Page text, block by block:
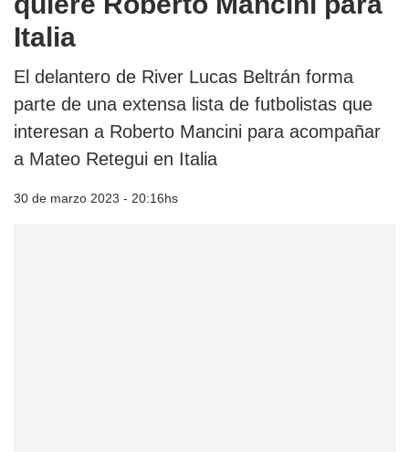
Italia
El delantero de River Lucas Beltrán forma
parte de una extensa lista de futbolistas que
interesan a Roberto Mancini para acompañar
a Mateo Retegui en Italia
30 de marzo 2023 - 20:16hs